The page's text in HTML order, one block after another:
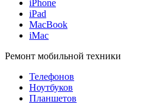
iPhone
iPad
MacBook
iMac
Ремонт мобильной техники
Телефонов
Ноутбуков
Планшетов